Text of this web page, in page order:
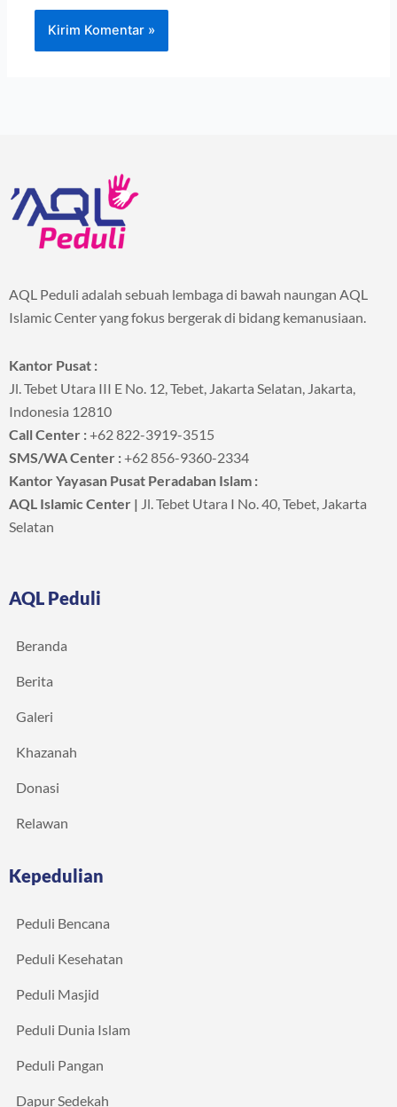
AQL Peduli adalah sebuah lembaga di bawah naungan AQL
Islamic Center yang fokus bergerak di bidang kemanusiaan.
Kantor Pusat :
Jl. Tebet Utara III E No. 12, Tebet, Jakarta Selatan, Jakarta,
Indonesia 12810
Call Center :+62 822-3919-3515
SMS/WA Center :+62 856-9360-2334
Kantor Yayasan Pusat Peradaban Islam :
AQL Islamic Center | Jl. Tebet Utara I No. 40, Tebet, Jakarta
Selatan
AQL Peduli
Beranda
Berita
Galeri
Khazanah
Donasi
Relawan
Kepedulian
Peduli Bencana
Peduli Kesehatan
Peduli Masjid
Peduli Dunia Islam
Peduli Pangan
Dapur Sedekah